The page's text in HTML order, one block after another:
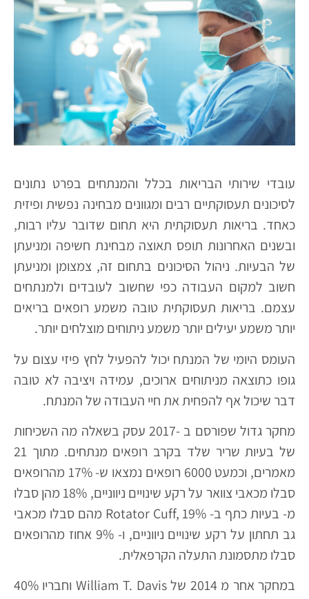
עובדי שירותי הבריאות בכלל והמנתחים בפרט נתונים
לסיכונים תעסוקתיים רבים ומגוונים מבחינה נפשית ופיזית
כאחד. בריאות תעסוקתית היא תחום שדובר עליו רבות,
ובשנים האחרונות תופס תאוצה מבחינת חשיפה ומניעתן
של הבעיות. ניהול הסיכונים בתחום זה, צמצומן ומניעתן
חשוב למקום העבודה כפי שחשוב לעובדים ולמנתחים
עצמם. בריאות תעסוקתית טובה משמע רופאים בריאים
יותר משמע יעילים יותר משמע ניתוחים מוצלחים יותר.
העומס היומי של המנתח יכול להפעיל לחץ פיזי עצום על
גופו כתוצאה מניתוחים ארוכים, עמידה ויציבה לא טובה
דבר שיכול אף להפחית את חיי העבודה של המנתח.
מחקר גדול שפורסם ב -2017 עסק בשאלה מה השכיחות
של בעיות שריר שלד בקרב רופאים מנתחים. מתוך 21
מאמרים, וכמעט 6000 רופאים נמצאו ש- 17% מהרופאים
סבלו מכאבי צוואר על רקע שינויים ניווניים, 18% מהן סבלו
מ- בעיות כתף ב- Rotator Cuff, 19% מהם סבלו מכאבי
גב תחתון על רקע שינויים ניווניים, ו- 9% אחוז מהרופאים
סבלו מתסמונת התעלה הקרפאלית.
במחקר אחר מ 2014 של William T. Davis וחבריו 40%